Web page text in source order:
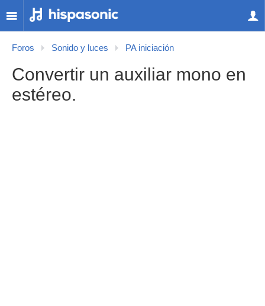
Foros Sonido y luces PA iniciación
Convertir un auxiliar mono en
estéreo.